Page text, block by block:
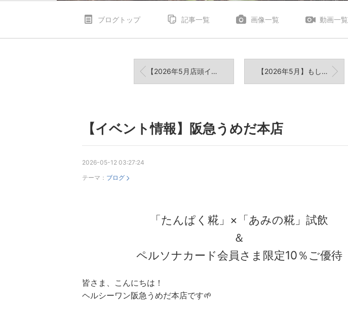
ブログトップ 記事一覧 画像一覧 動画一覧
【2026年5月店頭イベント情報】松屋銀座店 【2026年5月】もしもしヘルシーワン ご相談キャンペーンについて
【イベント情報】阪急うめだ本店
2026-05-12 03:27:24
テーマ： ブログ
「たんぱく糀」×「あみの糀」試飲
＆
ペルソナカード会員さま限定10％ご優待
皆さま、こんにちは！
ヘルシーワン阪急うめだ本店です🌱